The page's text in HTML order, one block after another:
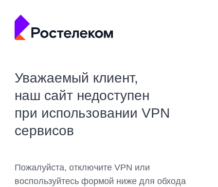
Уважаемый клиент,
наш сайт недоступен
при использовании VPN
сервисов
Пожалуйста, отключите VPN или
воспользуйтесь формой ниже для обхода